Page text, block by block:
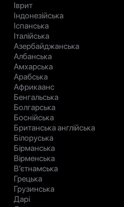
Іврит
Індонезійська
Іспанська
Італійська
Азербайджанська
Албанська
Амхарська
Арабська
Африкаанс
Бенгальська
Болгарська
Боснійська
Британська англійська
Білоруська
Бірманська
Вірменська
В’єтнамська
Грецька
Грузинська
Дарі